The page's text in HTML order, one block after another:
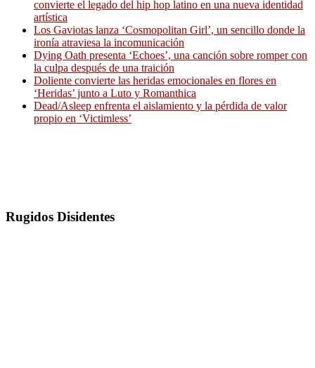
convierte el legado del hip hop latino en una nueva identidad
artística
Los Gaviotas lanza ‘Cosmopolitan Girl’, un sencillo donde la
ironía atraviesa la incomunicación
Dying Oath presenta ‘Echoes’, una canción sobre romper con
la culpa después de una traición
Doliente convierte las heridas emocionales en flores en
‘Heridas’ junto a Luto y Romanthica
Dead/Asleep enfrenta el aislamiento y la pérdida de valor
propio en ‘Victimless’
Rugidos Disidentes